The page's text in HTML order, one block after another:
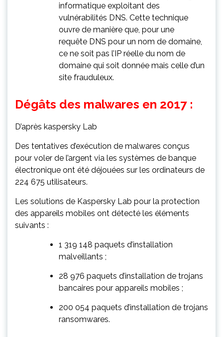
informatique exploitant des
vulnérabilités DNS. Cette technique
ouvre de manière que, pour une
requête DNS pour un nom de domaine,
ce ne soit pas l’IP réelle du nom de
domaine qui soit donnée mais celle d’un
site frauduleux.
Dégâts des malwares en 2017 :
D’après kaspersky Lab
Des tentatives d’exécution de malwares conçus
pour voler de l’argent via les systèmes de banque
électronique ont été déjouées sur les ordinateurs de
224 675 utilisateurs.
Les solutions de Kaspersky Lab pour la protection
des appareils mobiles ont détecté les éléments
suivants :
1 319 148 paquets d’installation
malveillants ;
28 976 paquets d’installation de trojans
bancaires pour appareils mobiles ;
200 054 paquets d’installation de trojans
ransomwares.